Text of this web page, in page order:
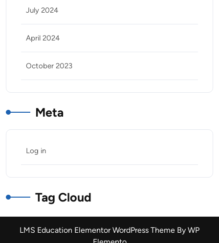
July 2024
April 2024
October 2023
Meta
Log in
Tag Cloud
LMS Education Elementor WordPress Theme By WP